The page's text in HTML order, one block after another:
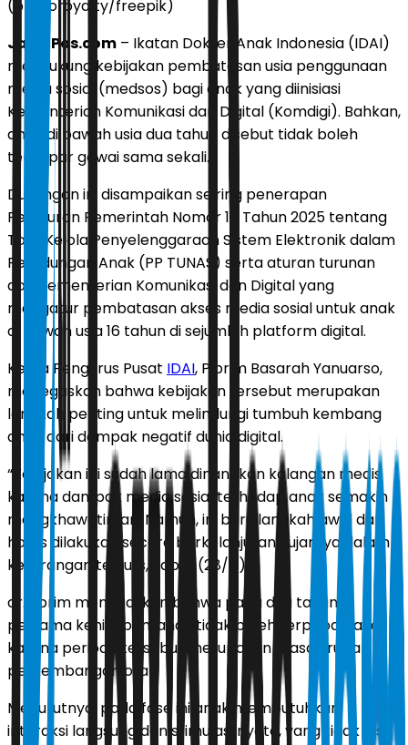
(photoroyalty/freepik)
JawaPos.com – Ikatan Dokter Anak Indonesia (IDAI)
mendukung kebijakan pembatasan usia penggunaan
media sosial (medsos) bagi anak yang diinisiasi
Kementerian Komunikasi dan Digital (Komdigi). Bahkan,
anak di bawah usia dua tahun disebut tidak boleh
terpapar gawai sama sekali.
Dukungan ini disampaikan seiring penerapan
Peraturan Pemerintah Nomor 17 Tahun 2025 tentang
Tata Kelola Penyelenggaraan Sistem Elektronik dalam
Pelindungan Anak (PP TUNAS) serta aturan turunan
dari Kementerian Komunikasi dan Digital yang
mengatur pembatasan akses media sosial untuk anak
di bawah usia 16 tahun di sejumlah platform digital.
Ketua Pengurus Pusat IDAI, Piprim Basarah Yanuarso,
menegaskan bahwa kebijakan tersebut merupakan
langkah penting untuk melindungi tumbuh kembang
anak dari dampak negatif dunia digital.
“Kebijakan ini sudah lama dinantikan kalangan medis
karena dampak media sosial terhadap anak semakin
mengkhawatirkan. Namun, ini baru langkah awal dan
harus dilakukan secara berkelanjutan,” ujarnya dalam
keterangan tertulis, Sabtu (28/4).
dr.Piprim menegaskan bahwa pada dua tahun
pertama kehidupan, anak tidak boleh terpapar layar
karena periode tersebut merupakan masa krusial
perkembangan otak.
Menurutnya, pada fase ini anak membutuhkan
interaksi langsung dan stimulasi nyata, yang tidak bisa